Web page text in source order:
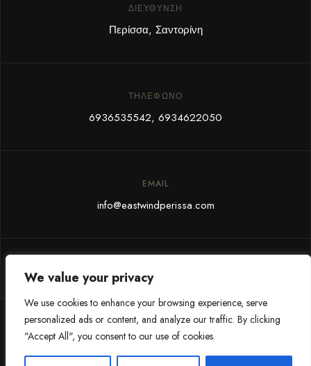
We value your privacy
We use cookies to enhance your browsing experience, serve
personalized ads or content, and analyze our traffic. By clicking
"Accept All", you consent to our use of cookies.
ΔΙΕΎΘΥΝΣΗ
Περίσσα, Σαντορίνη
ΤΗΛΈΦΩΝΟ
6936535542, 6934622050
EMAIL
info@eastwindperissa.com
PRIVACY POLICY
© Copyright East Wind Perissa | Powered by